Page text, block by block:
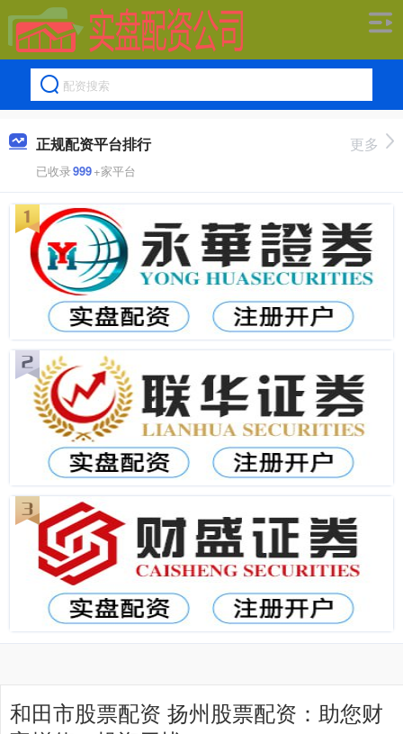
正规配资平台排行
已收录999+家平台
更多
和田市股票配资 扬州股票配资：助您财